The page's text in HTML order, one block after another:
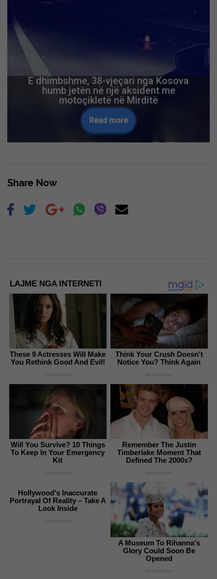
E dhimbshme, 38-vjeçari nga Kosova
humb jetën në një aksident me
motoçikletë në Mirditë
Read more
Share Now
LAJME NGA INTERNETI
These 9 Actresses Will Make
You Rethink Good And Evil!
Brainberries
Think Your Crush Doesn't
Notice You? Think Again
Brainberries
Will You Survive? 10 Things
To Keep In Your Emergency
Kit
Brainberries
Remember The Justin
Timberlake Moment That
Defined The 2000s?
Brainberries
Hollywood's Inaccurate
Portrayal Of Reality – Take A
Look Inside
Brainberries
A Museum To Rihanna's
Glory Could Soon Be
Opened
Brainberries